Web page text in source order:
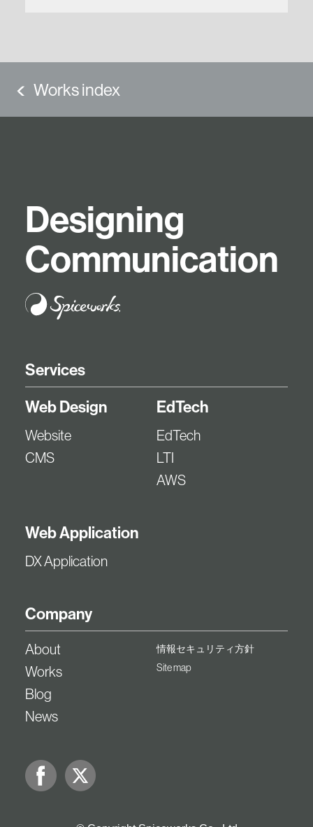
Works index
Designing
Communication
Services
Web Design
Website
CMS
EdTech
EdTech
LTI
AWS
Web Application
DX Application
Company
About
Works
Blog
News
情報セキュリティ方針
Site map